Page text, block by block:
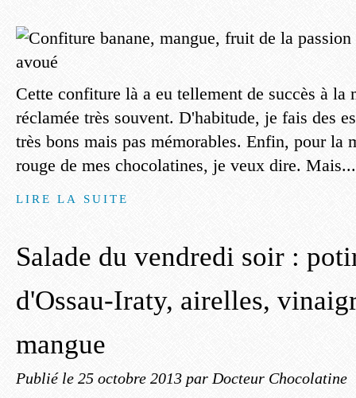
Cette confiture là a eu tellement de succès à la
réclamée très souvent. D'habitude, je fais des
très bons mais pas mémorables. Enfin, pour la
rouge de mes chocolatines, je veux dire. Mais...
LIRE LA SUITE
Salade du vendredi soir :
d'Ossau-Iraty, airelles,
mangue
Publié le 25 octobre 2013 par Docteur Chocolatine